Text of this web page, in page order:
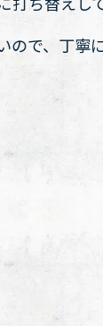
で、丁寧